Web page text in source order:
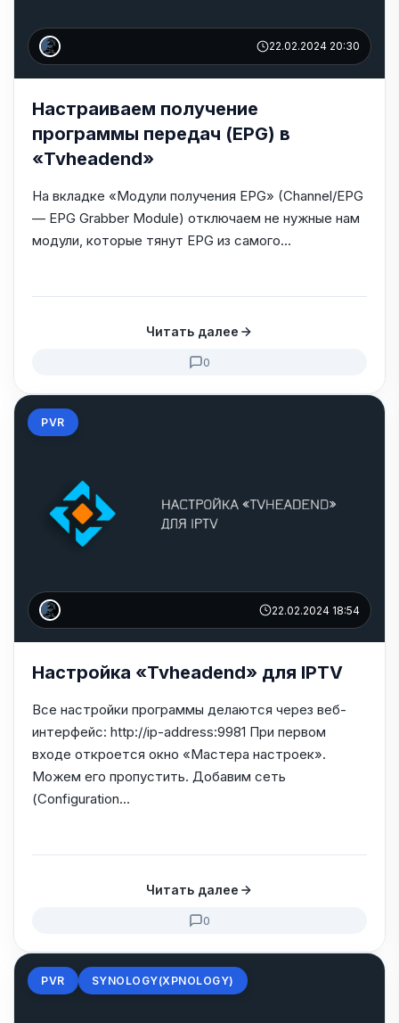
22.02.2024 20:30
Настраиваем получение
программы передач (EPG) в
«Tvheadend»
На вкладке «Модули получения EPG» (Channel/EPG
— EPG Grabber Module) отключаем не нужные нам
модули, которые тянут EPG из самого...
Читать далее
0
PVR
22.02.2024 18:54
Настройка «Tvheadend» для IPTV
Все настройки программы делаются через веб-
интерфейс: http://ip-address:9981 При первом
входе откроется окно «Мастера настроек».
Можем его пропустить. Добавим сеть
(Configuration...
Читать далее
0
PVR SYNOLOGY(XPNOLOGY)